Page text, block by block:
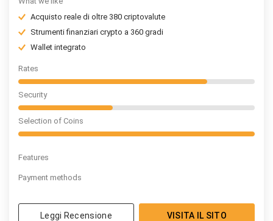
Acquisto reale di oltre 380 criptovalute
Strumenti finanziari crypto a 360 gradi
Wallet integrato
Rates
Security
Selection of Coins
Features
Payment methods
Leggi Recensione VISITA IL SITO